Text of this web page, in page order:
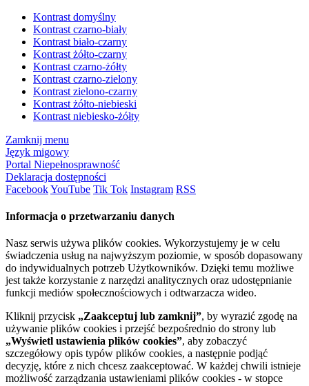
Kontrast domyślny
Kontrast czarno-biały
Kontrast biało-czarny
Kontrast żółto-czarny
Kontrast czarno-żółty
Kontrast czarno-zielony
Kontrast zielono-czarny
Kontrast żółto-niebieski
Kontrast niebiesko-żółty
Zamknij menu
Język migowy
Portal Niepełnosprawność
Deklaracja dostępności
FacebookYouTube Tik Tok Instagram RSS
Informacja o przetwarzaniu danych
Nasz serwis używa plików cookies. Wykorzystujemy je w celu
świadczenia usług na najwyższym poziomie, w sposób dopasowany
do indywidualnych potrzeb Użytkowników. Dzięki temu możliwe
jest także korzystanie z narzędzi analitycznych oraz udostępnianie
funkcji mediów społecznościowych i odtwarzacza wideo.
Kliknij przycisk „Zaakceptuj lub zamknij”, by wyrazić zgodę na
używanie plików cookies i przejść bezpośrednio do strony lub
„Wyświetl ustawienia plików cookies”, aby zobaczyć
szczegółowy opis typów plików cookies, a następnie podjąć
decyzję, które z nich chcesz zaakceptować. W każdej chwili istnieje
możliwość zarządzania ustawieniami plików cookies - w stopce